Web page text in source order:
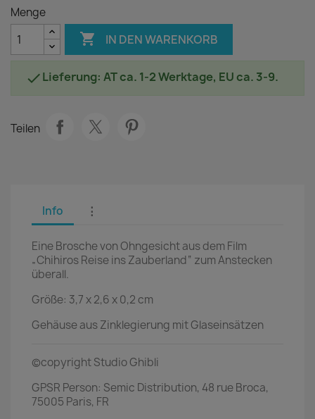
Menge
 IN DEN WARENKORB
Lieferung: AT ca. 1-2 Werktage, EU ca. 3-9.
Teilen
Info ⋮
Eine Brosche von Ohngesicht aus dem Film
„Chihiros Reise ins Zauberland“ zum Anstecken
überall.
Größe: 3,7 x 2,6 x 0,2 cm
Gehäuse aus Zinklegierung mit Glaseinsätzen
©copyright Studio Ghibli
GPSR Person: Semic Distribution, 48 rue Broca,
75005 Paris, FR